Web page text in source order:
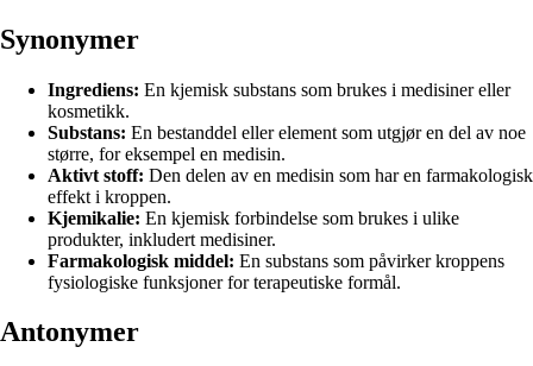
Synonymer
Ingrediens: En kjemisk substans som brukes i medisiner eller
kosmetikk.
Substans: En bestanddel eller element som utgjør en del av noe
større, for eksempel en medisin.
Aktivt stoff: Den delen av en medisin som har en farmakologisk
effekt i kroppen.
Kjemikalie: En kjemisk forbindelse som brukes i ulike
produkter, inkludert medisiner.
Farmakologisk middel: En substans som påvirker kroppens
fysiologiske funksjoner for terapeutiske formål.
Antonymer